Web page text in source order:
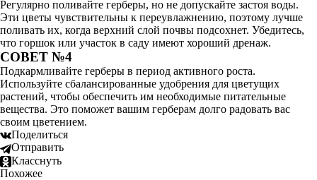
Регулярно поливайте герберы, но не допускайте застоя воды.
Эти цветы чувствительны к переувлажнению, поэтому лучше
поливать их, когда верхний слой почвы подсохнет. Убедитесь,
что горшок или участок в саду имеют хороший дренаж.
СОВЕТ №4
Подкармливайте герберы в период активного роста.
Используйте сбалансированные удобрения для цветущих
растений, чтобы обеспечить им необходимые питательные
вещества. Это поможет вашим герберам долго радовать вас
своим цветением.
Поделиться
Отправить
Класснуть
Похожее